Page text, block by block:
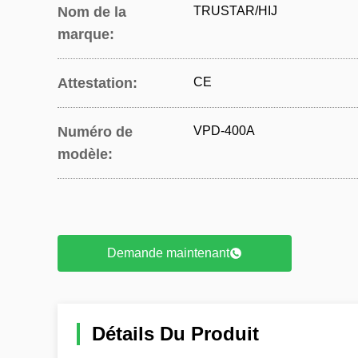
Nom de la
marque:
TRUSTAR/HIJ
Attestation: CE
Numéro de
modèle:
VPD-400A
Demande maintenant
Détails Du Produit